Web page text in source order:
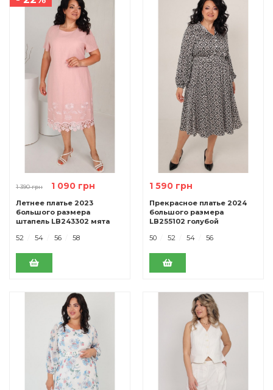
1 390 грн 1 090 грн
Летнее платье 2023
большого размера
штапель LB243302 мята
52
54 56 58
1 590 грн
Прекрасное платье 2024
большого размера
LB255102 голубой
50
52 54 56